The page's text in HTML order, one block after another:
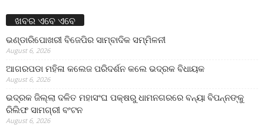
ଖବର ଏବେ ଏବେ
ଭଣ୍ଡାରିପୋଖରୀ ବିଜେପିର ସାମ୍ବାଦିକ ସମ୍ମିଳନୀ
August 6, 2026
ଆଗରପଡା ମହିଳା କଲେଜ ପରିଦର୍ଶନ କଲେ ଭଦ୍ରକ ବିଧାୟକ
August 6, 2026
ଭଦ୍ରକ ଜିଲ୍ଲା ଦଳିତ ମହାସଂଘ ପକ୍ଷରୁ ଧାମନଗରରେ ବନ୍ୟା ବିପନ୍ନଙ୍କୁ
ରିଲିଫ ସାମଗ୍ରୀ ବଂଟନ
August 6, 2026